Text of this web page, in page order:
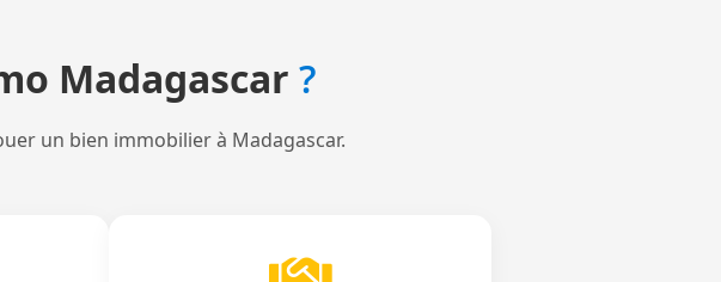
Madagascar ?
un bien immobilier à Madagascar.